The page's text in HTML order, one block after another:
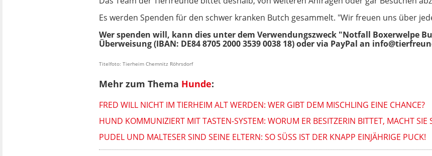
Es werden Spenden für den schwer kranken Butch gesammelt. "Wir freuen uns über
Wer spenden will, kann dies unter dem Verwendungszweck "Notfall Boxerwelpe
Überweisung (IBAN: DE84 8705 2000 3539 0038 18) oder via PayPal an
Titelfoto: Tierheim Chemnitz Röhrsdorf
Mehr zum Thema Hunde:
FRED WILL NICHT IM TIERHEIM ALT WERDEN: WER GIBT DEM MISCHLING EINE CHANCE?
HUND KOMMUNIZIERT MIT TASTEN-SYSTEM: WORUM ER BESITZERIN BITTET, MACHT SIE
PUDEL UND MALTESER SIND SEINE ELTERN: SO SÜSS IST DER KNAPP EINJÄHRIGE PUCK!